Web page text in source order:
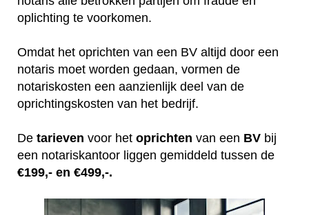
oplichting te voorkomen.
Omdat het oprichten van een BV altijd door een
notaris moet worden gedaan, vormen de
notariskosten een aanzienlijk deel van de
oprichtingskosten van het bedrijf.
De tarieven voor het oprichten van een BV bij
een notariskantoor liggen gemiddeld tussen de
€199,- en €499,-.